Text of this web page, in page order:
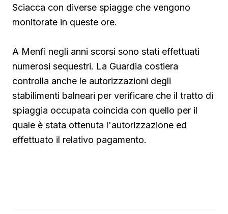
Sciacca con diverse spiagge che vengono
monitorate in queste ore.
A Menfi negli anni scorsi sono stati effettuati
numerosi sequestri. La Guardia costiera
controlla anche le autorizzazioni degli
stabilimenti balneari per verificare che il tratto di
spiaggia occupata coincida con quello per il
quale è stata ottenuta l'autorizzazione ed
effettuato il relativo pagamento.